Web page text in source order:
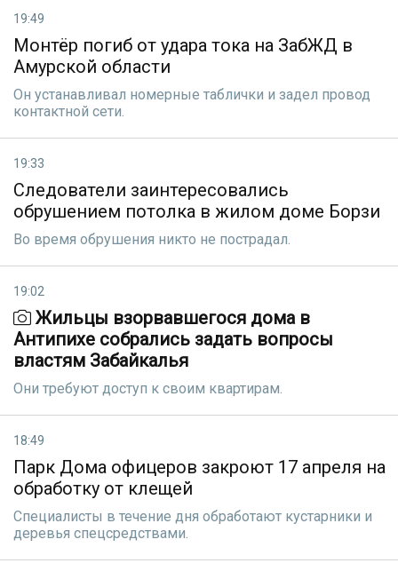
19:49
Монтёр погиб от удара тока на ЗабЖД в
Амурской области
Он устанавливал номерные таблички и задел провод
контактной сети.
19:33
Следователи заинтересовались
обрушением потолка в жилом доме Борзи
Во время обрушения никто не пострадал.
19:02
Жильцы взорвавшегося дома в
Антипихе собрались задать вопросы
властям Забайкалья
Они требуют доступ к своим квартирам.
18:49
Парк Дома офицеров закроют 17 апреля на
обработку от клещей
Специалисты в течение дня обработают кустарники и
деревья спецсредствами.